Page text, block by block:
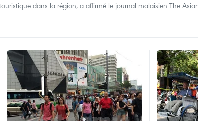
dans la région, a affirmé le journal malaisien The